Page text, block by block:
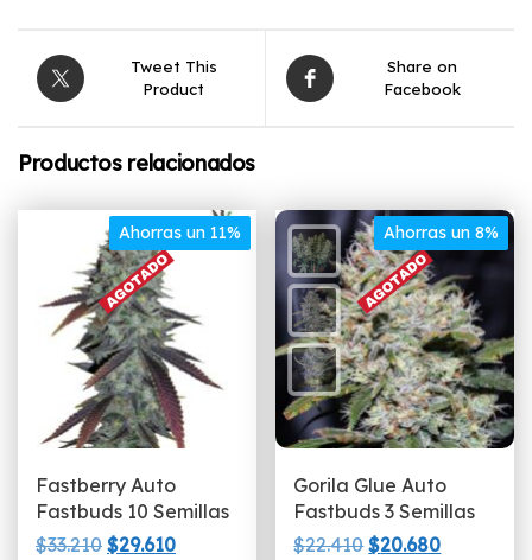
Tweet This
Product
Share on
Facebook
Productos relacionados
Ahorras un 11%
Fastberry Auto
Fastbuds 10 Semillas
$33.210 El
$29.610El
Ahorras un 8%
Gorila Glue Auto
Fastbuds 3 Semillas
$22.410El
$20.680El